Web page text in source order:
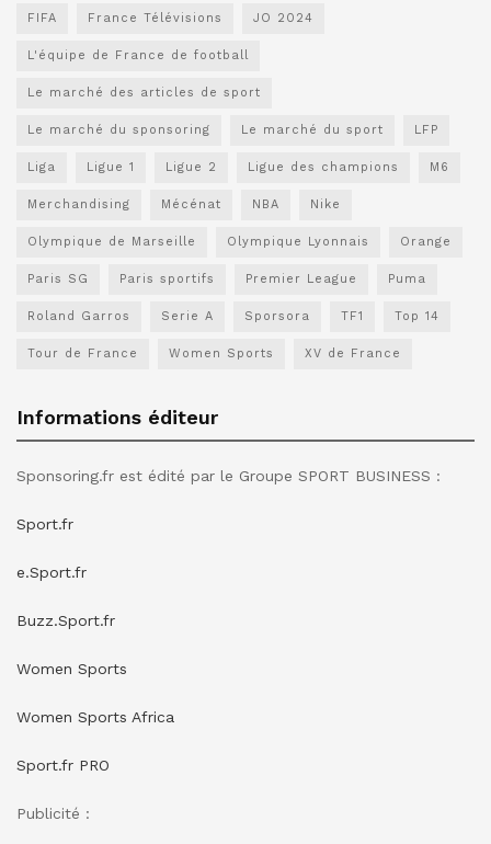
FIFA France Télévisions JO 2024
L'équipe de France de football
Le marché des articles de sport
Le marché du sponsoring Le marché du sport LFP
Liga Ligue 1 Ligue 2 Ligue des champions M6
Merchandising Mécénat NBA Nike
Olympique de Marseille Olympique Lyonnais Orange
Paris SG Paris sportifs Premier League Puma
Roland Garros Serie A Sporsora TF1 Top 14
Tour de France Women Sports XV de France
Informations éditeur
Sponsoring.fr est édité par le Groupe SPORT BUSINESS :
Sport.fr
e.Sport.fr
Buzz.Sport.fr
Women Sports
Women Sports Africa
Sport.fr PRO
Publicité :